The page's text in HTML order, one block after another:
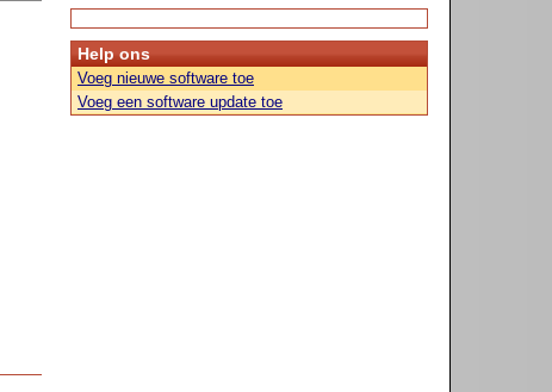
Help ons
Voeg nieuwe software toe
Voeg een software update toe